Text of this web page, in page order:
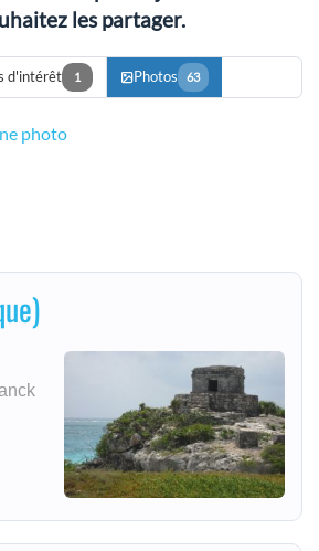
les partager.
d'intérêt 1 Photos 63
photo